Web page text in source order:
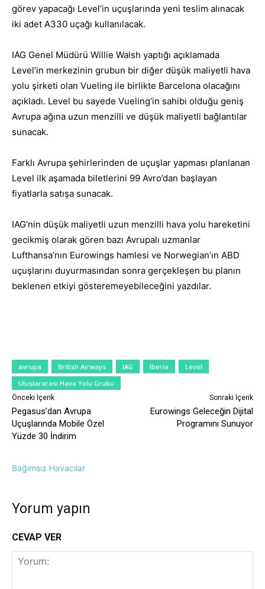
görev yapacağı Level’in uçuşlarında yeni teslim alınacak
iki adet A330 uçağı kullanılacak.
IAG Genel Müdürü Willie Walsh yaptığı açıklamada
Level’in merkezinin grubun bir diğer düşük maliyetli hava
yolu şirketi olan Vueling ile birlikte Barcelona olacağını
açıkladı. Level bu sayede Vueling’in sahibi olduğu geniş
Avrupa ağına uzun menzilli ve düşük maliyetli bağlantılar
sunacak.
Farklı Avrupa şehirlerinden de uçuşlar yapması planlanan
Level ilk aşamada biletlerini 99 Avro’dan başlayan
fiyatlarla satışa sunacak.
IAG’nin düşük maliyetli uzun menzilli hava yolu hareketini
gecikmiş olarak gören bazı Avrupalı uzmanlar
Lufthansa’nın Eurowings hamlesi ve Norwegian’ın ABD
uçuşlarını duyurmasından sonra gerçekleşen bu planın
beklenen etkiyi gösteremeyebileceğini yazdılar.
avrupa British Airways IAG Iberia
Level
Uluslararası Hava Yolu Grubu
Önceki İçerik
Pegasus’dan Avrupa
Uçuşlarında Mobile Özel
Yüzde 30 İndirim
Sonraki İçerik
Eurowings Geleceğin Dijital
Programını Sunuyor
Bağımsız Havacılar
Yorum yapın
CEVAP VER